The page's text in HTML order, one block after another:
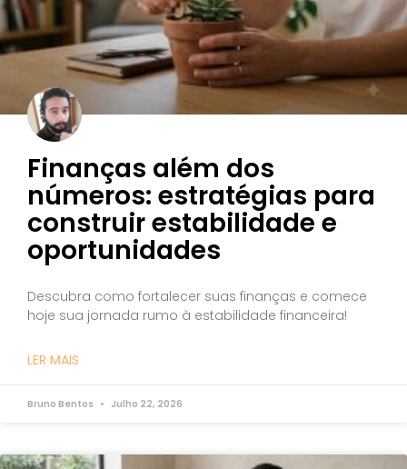
Finanças além dos
números: estratégias para
construir estabilidade e
oportunidades
Descubra como fortalecer suas finanças e comece
hoje sua jornada rumo à estabilidade financeira!
LER MAIS
Bruno Bentos Julho 22, 2026